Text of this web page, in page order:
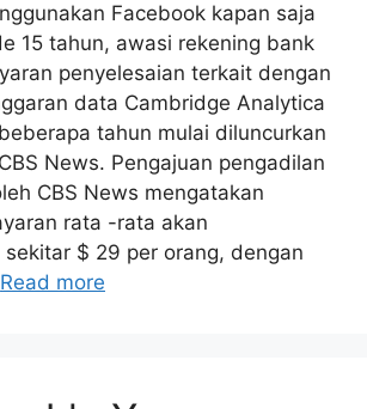
Facebook kapan saja
15 tahun, awasi rekening bank
penyelesaian terkait dengan
data Cambridge Analytica
tahun mulai diluncurkan
News. Pengajuan pengadilan
CBS News mengatakan
rata -rata akan
sekitar $ 29 per orang, dengan
Read more